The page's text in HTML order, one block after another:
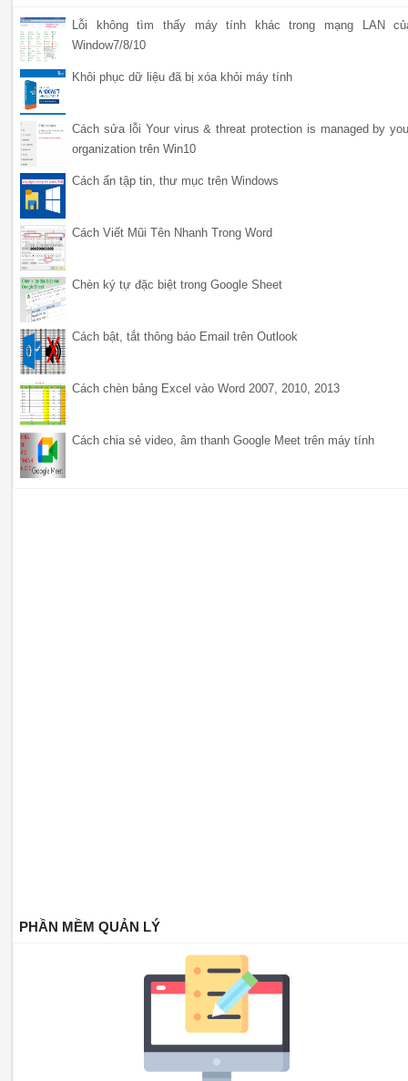
Lỗi không tìm thấy máy tính khác trong mạng LAN
Window7/8/10
Khôi phục dữ liệu đã bị xóa khỏi máy tính
Cách sửa lỗi Your virus & threat protection is managed by
organization trên Win10
Cách ẩn tập tin, thư mục trên Windows
Cách Viết Mũi Tên Nhanh Trong Word
Chèn ký tự đặc biệt trong Google Sheet
Cách bật, tắt thông báo Email trên Outlook
Cách chèn bảng Excel vào Word 2007, 2010, 2013
Cách chia sẻ video, âm thanh Google Meet trên máy tính
PHẦN MỀM QUẢN LÝ